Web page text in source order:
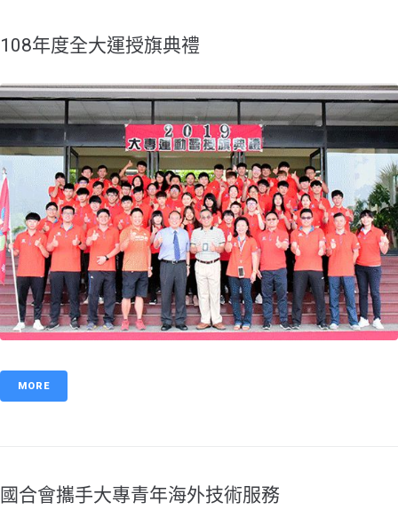
108年度全大運授旗典禮
MORE
國合會攜手大專青年海外技術服務